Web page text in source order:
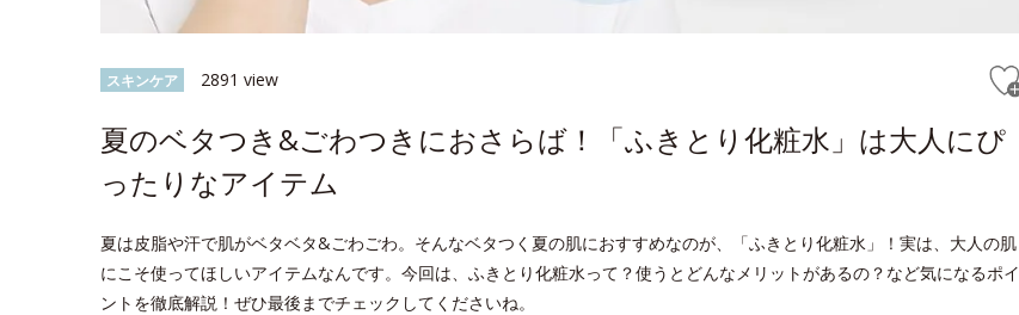
スキンケア 2891 view
夏のベタつき&ごわつきにおさらば！「ふきとり化粧水」は大人にぴ
ったりなアイテム
夏は皮脂や汗で肌がベタベタ&ごわごわ。そんなベタつく夏の肌におすすめなのが、「ふきとり化粧水」！実は、大人の肌
にこそ使ってほしいアイテムなんです。今回は、ふきとり化粧水って？使うとどんなメリットがあるの？など気になるポイ
ントを徹底解説！ぜひ最後までチェックしてくださいね。